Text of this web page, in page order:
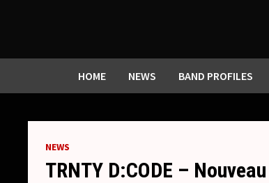
HOME NEWS BAND PROFILES
NEWS
TRNTY D:CODE –